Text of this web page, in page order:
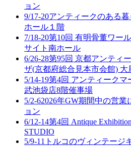
ョン
9/17-20アンティークのある
ホール１階
7/18-20第10回 有明骨董ワー
サイト南ホール
6/26-28第95回 京都アンティ
ザ(京都府総合見本市会館) 大
5/14-19第4回 アンティークマ
武池袋店8階催事場
5/2-62026年GW期間中の営業
ョン
6/12-14第4回 Antique
STUDIO
5/9-11 トルコのヴィンテージ